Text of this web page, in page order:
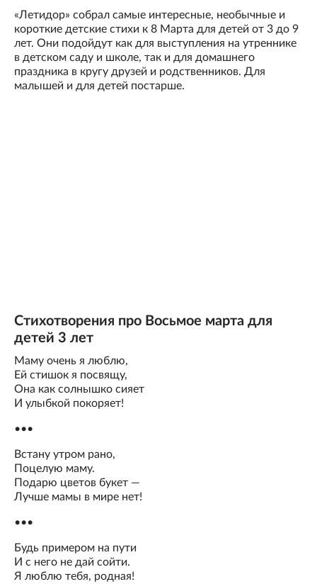
«Летидор» собрал самые интересные, необычные и
короткие детские стихи к 8 Марта для детей от 3 до 9
лет. Они подойдут как для выступления на утреннике
в детском саду и школе, так и для домашнего
праздника в кругу друзей и родственников. Для
малышей и для детей постарше.
Стихотворения про Восьмое марта для
детей 3 лет
Маму очень я люблю,
Ей стишок я посвящу,
Она как солнышко сияет
И улыбкой покоряет!
•••
Встану утром рано,
Поцелую маму.
Подарю цветов букет —
Лучше мамы в мире нет!
•••
Будь примером на пути
И с него не дай сойти.
Я люблю тебя, родная!